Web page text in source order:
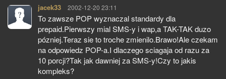
jacek33 pisze:
2002-12-20 23:11
To zawsze POP wyznaczal standardy dla
prepaid.Pierwszy mial SMS-y i wap,a TAK-TAK duzo
pózniej.Teraz sie to troche zmienilo.Brawo!Ale czekam
na odpowiedz POP-a.I dlaczego sciagaja od razu za
10 porcji?Tak jak dawniej za SMS-y!Czy to jakis
kompleks?